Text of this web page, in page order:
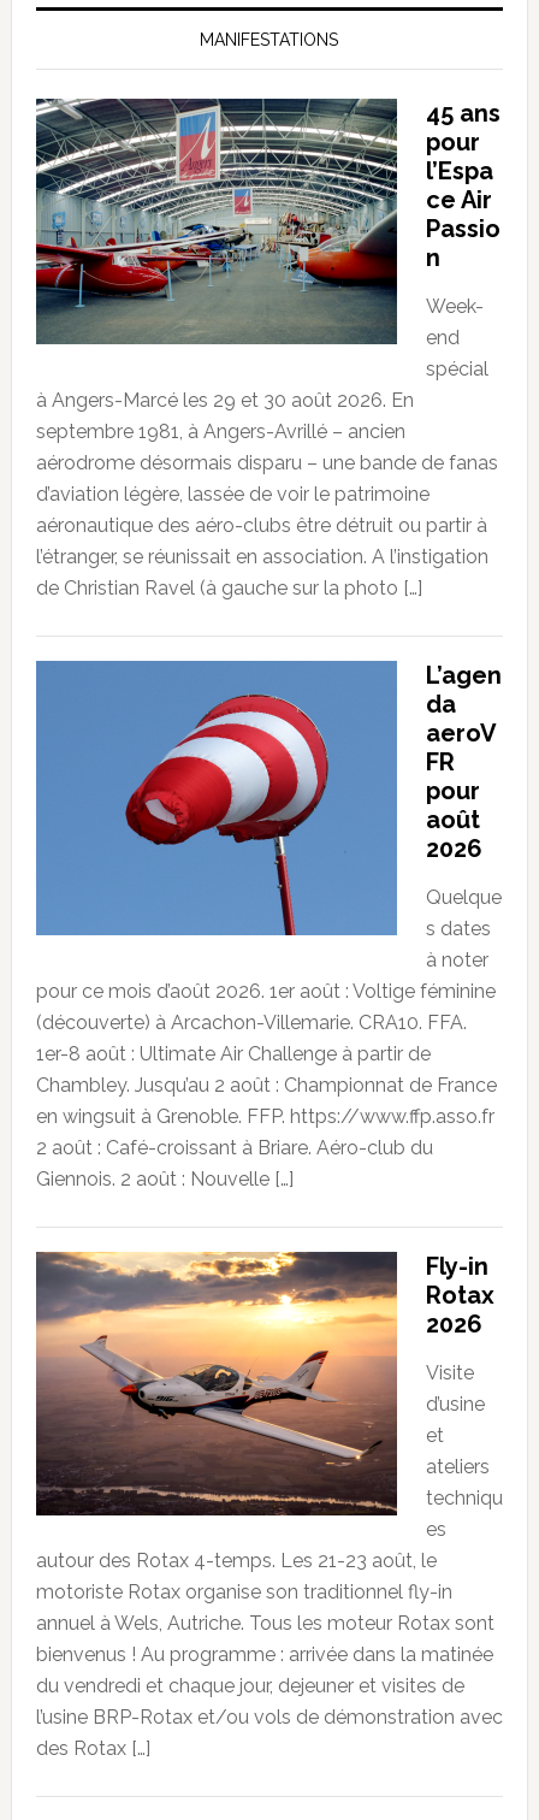
MANIFESTATIONS
45 ans
pour
l’Espa
ce Air
Passio
n
Week-
end
spécial
à Angers-Marcé les 29 et 30 août 2026. En
septembre 1981, à Angers-Avrillé – ancien
aérodrome désormais disparu – une bande de fanas
d’aviation légère, lassée de voir le patrimoine
aéronautique des aéro-clubs être détruit ou partir à
l’étranger, se réunissait en association. A l’instigation
de Christian Ravel (à gauche sur la photo […]
L’agen
da
aeroV
FR
pour
août
2026
Quelque
s dates
à noter
pour ce mois d’août 2026. 1er août : Voltige féminine
(découverte) à Arcachon-Villemarie. CRA10. FFA.
1er-8 août : Ultimate Air Challenge à partir de
Chambley. Jusqu’au 2 août : Championnat de France
en wingsuit à Grenoble. FFP. https://www.ffp.asso.fr
2 août : Café-croissant à Briare. Aéro-club du
Giennois. 2 août : Nouvelle […]
Fly-in
Rotax
2026
Visite
d’usine
et
ateliers
techniqu
es
autour des Rotax 4-temps. Les 21-23 août, le
motoriste Rotax organise son traditionnel fly-in
annuel à Wels, Autriche. Tous les moteur Rotax sont
bienvenus ! Au programme : arrivée dans la matinée
du vendredi et chaque jour, dejeuner et visites de
l’usine BRP-Rotax et/ou vols de démonstration avec
des Rotax […]